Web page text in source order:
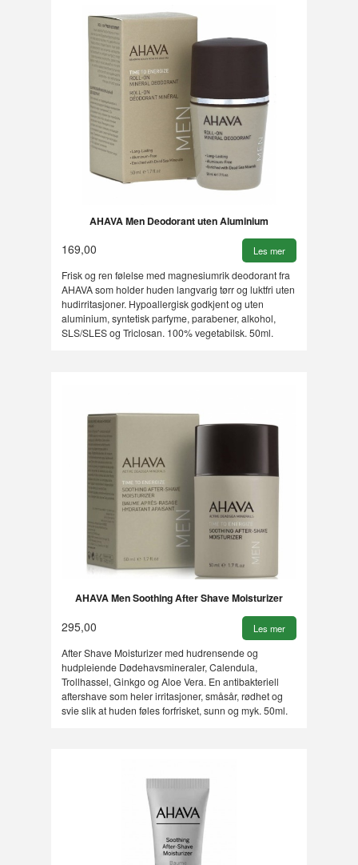
AHAVA Men Deodorant uten Aluminium
169,00 Les mer
Frisk og ren følelse med magnesiumrik deodorant fra
AHAVA som holder huden langvarig tørr og luktfri uten
hudirritasjoner. Hypoallergisk godkjent og uten
aluminium, syntetisk parfyme, parabener, alkohol,
SLS/SLES og Triclosan. 100% vegetabilsk. 50ml.
AHAVA Men Soothing After Shave Moisturizer
295,00 Les mer
After Shave Moisturizer med hudrensende og
hudpleiende Dødehavsmineraler, Calendula,
Trollhassel, Ginkgo og Aloe Vera. En antibakteriell
aftershave som heler irritasjoner, småsår, rødhet og
svie slik at huden føles forfrisket, sunn og myk. 50ml.